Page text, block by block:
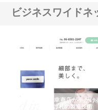
ビジネスワイドネ
有限会社松幸商店が手がけ
ネームと下げ札の製造技術